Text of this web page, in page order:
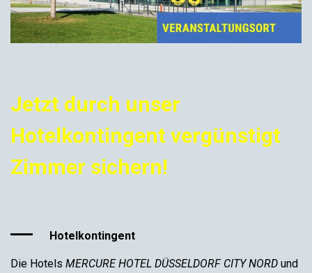
Jetzt durch unser
Hotelkontingent vergünstigt
Zimmer sichern!
Hotelkontingent
Die Hotels MERCURE HOTEL DÜSSELDORF CITY NORD und